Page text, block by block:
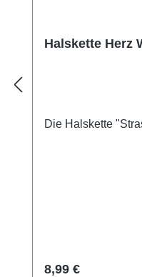
Halskette Herz
Die Halskette
Regulärer Preis:
8,99 €